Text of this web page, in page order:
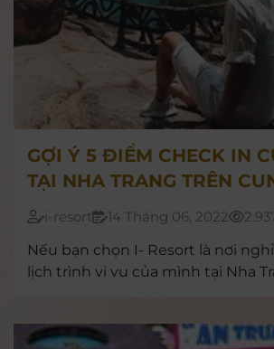
GỢI Ý 5 ĐIỂM CHECK IN CỰC ĐẸP
TẠI NHA TRANG TRÊN
ĐẾN I-RESORT
i-resort 14 Tháng 06, 2022
Nếu bạn chọn I- Resort là nơi
lịch trình vi vu của mình tại Nha
nghiệm một ngày lên rừng